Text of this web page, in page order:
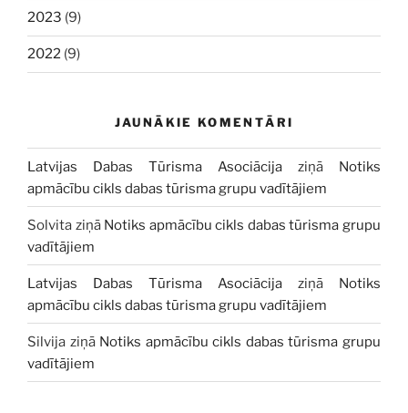
2023 (9)
2022 (9)
JAUNĀKIE KOMENTĀRI
Latvijas Dabas Tūrisma Asociācija ziņā Notiks
apmācību cikls dabas tūrisma grupu vadītājiem
Solvita ziņā Notiks apmācību cikls dabas tūrisma grupu
vadītājiem
Latvijas Dabas Tūrisma Asociācija ziņā Notiks
apmācību cikls dabas tūrisma grupu vadītājiem
Silvija ziņā Notiks apmācību cikls dabas tūrisma grupu
vadītājiem